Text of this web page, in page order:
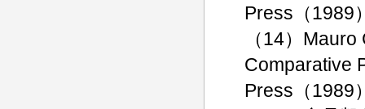
Press（1989
（14）
Comparative
Press（1989